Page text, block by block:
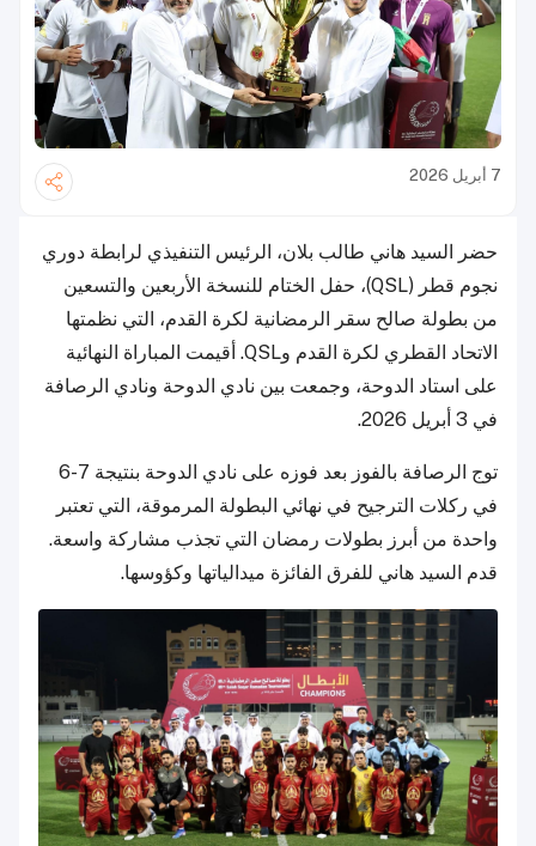
7 أبريل 2026
حضر السيد هاني طالب بلان، الرئيس التنفيذي لرابطة دوري
نجوم قطر (QSL)، حفل الختام للنسخة الأربعين والتسعين
من بطولة صالح سقر الرمضانية لكرة القدم، التي نظمتها
الاتحاد القطري لكرة القدم وQSL. أقيمت المباراة النهائية
على استاد الدوحة، وجمعت بين نادي الدوحة ونادي الرصافة
في 3 أبريل 2026.
توج الرصافة بالفوز بعد فوزه على نادي الدوحة بنتيجة 7-6
في ركلات الترجيح في نهائي البطولة المرموقة، التي تعتبر
واحدة من أبرز بطولات رمضان التي تجذب مشاركة واسعة.
قدم السيد هاني للفرق الفائزة ميدالياتها وكؤوسها.